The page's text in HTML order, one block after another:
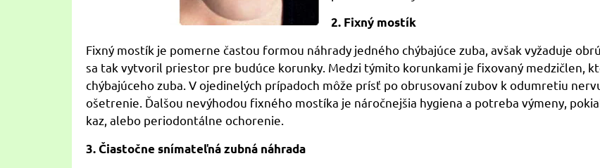
2. Fixný mostík
Fixný mostík je pomerne častou formou náhrady jedného chýbajúce zuba, avšak vyžaduje
sa tak vytvoril priestor pre budúce korunky. Medzi týmito korunkami je fixovaný medzičlen,
chýbajúceho zuba. V ojedinelých prípadoch môže prísť po obrusovaní zubov k odumretiu
ošetrenie. Ďalšou nevýhodou fixného mostíka je náročnejšia hygiena a potreba výmeny,
kaz, alebo periodontálne ochorenie.
3. Čiastočne snímateľná zubná náhrada